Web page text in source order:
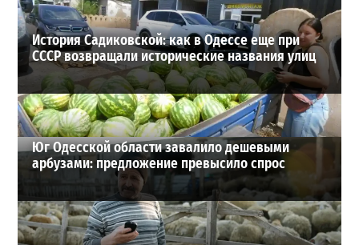
История Садиковской: как в Одессе еще при
СССР возвращали исторические названия улиц
Юг Одесской области завалило дешевыми
арбузами: предложение превысило спрос